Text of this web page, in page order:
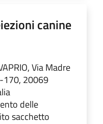
canine
Via Madre
170, 20069
delle
sacchetto